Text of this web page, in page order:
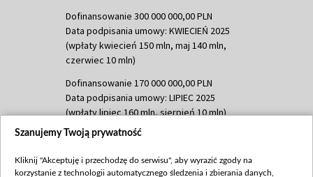
Dofinansowanie 300 000 000,00 PLN
Data podpisania umowy: KWIECIEŃ 2025
(wpłaty kwiecień 150 mln, maj 140 mln,
czerwiec 10 mln)
Dofinansowanie 170 000 000,00 PLN
Data podpisania umowy: LIPIEC 2025
(wpłaty lipiec 160 mln, sierpień 10 mln)
Dofinansowanie 60 000 000,00 PLN
(wpłata wrzesień 60 mln)
Szanujemy Twoją prywatność
Kliknij "Akceptuję i przechodzę do serwisu", aby wyrazić zgody na
korzystanie z technologii automatycznego śledzenia i zbierania danych,